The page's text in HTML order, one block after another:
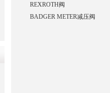
REXROTH阀
BADGER METER减压阀